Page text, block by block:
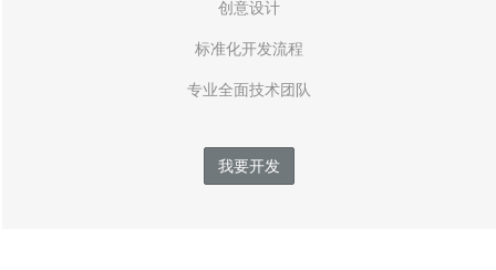
创意设计
标准化开发流程
专业全面技术团队
我要开发